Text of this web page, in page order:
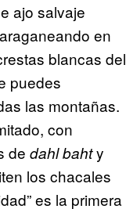
ajo salvaje
en
blancas del
puedes
las montañas.
con
de dahl bahty
los chacales
es la primera